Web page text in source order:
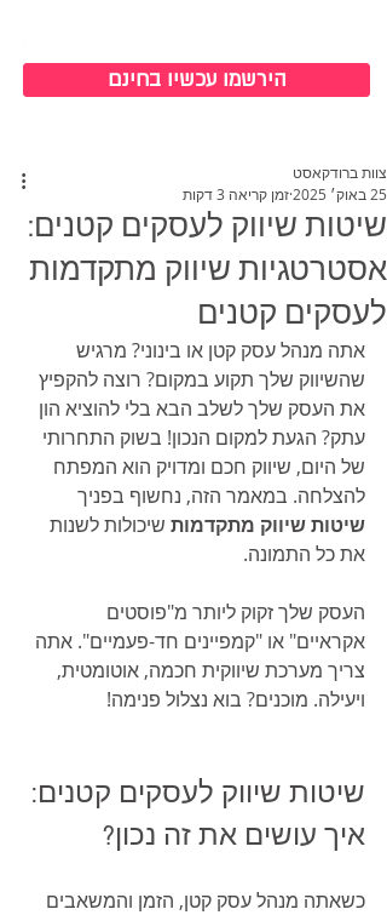
הירשמו עכשיו בחינם
שיטות שיווק לעסקים קטנים:
אסטרטגיות שיווק מתקדמות
לעסקים קטנים
צוות ברודקאסט
25 באוק׳ 2025
זמן קריאה 3 דקות
אתה מנהל עסק קטן או בינוני? מרגיש
שהשיווק שלך תקוע במקום? רוצה להקפיץ
את העסק שלך לשלב הבא בלי להוציא הון
עתק? הגעת למקום הנכון! בשוק התחרותי
של היום, שיווק חכם ומדויק הוא המפתח
להצלחה. במאמר הזה, נחשוף בפניך
שיטות שיווק מתקדמות שיכולות לשנות
את כל התמונה.
העסק שלך זקוק ליותר מ"פוסטים
אקראיים" או "קמפיינים חד-פעמיים". אתה
צריך מערכת שיווקית חכמה, אוטומטית,
ויעילה. מוכנים? בוא נצלול פנימה!
שיטות שיווק לעסקים קטנים:
איך עושים את זה נכון?
כשאתה מנהל עסק קטן, הזמן והמשאבים